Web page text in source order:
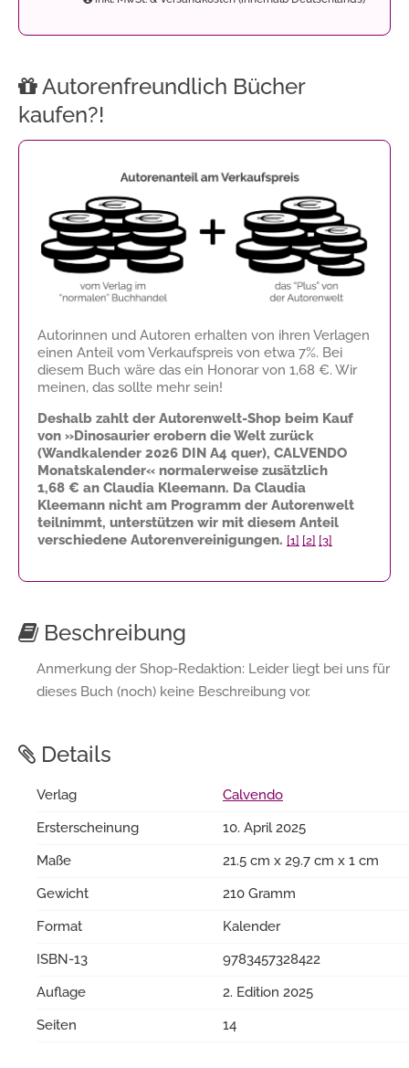
Autorenfreundlich Bücher
kaufen?!
Autorinnen und Autoren erhalten von ihren Verlagen
einen Anteil vom Verkaufspreis von etwa 7%. Bei
diesem Buch wäre das ein Honorar von 1,68 €. Wir
meinen, das sollte mehr sein!
Deshalb zahlt der Autorenwelt-Shop beim Kauf
von »Dinosaurier erobern die Welt zurück
(Wandkalender 2026 DIN A4 quer), CALVENDO
Monatskalender« normalerweise zusätzlich
1,68 € an Claudia Kleemann. Da Claudia
Kleemann nicht am Programm der Autorenwelt
teilnimmt, unterstützen wir mit diesem Anteil
verschiedene Autorenvereinigungen. [1] [2] [3]
Beschreibung
Anmerkung der Shop-Redaktion: Leider liegt bei uns für
dieses Buch (noch) keine Beschreibung vor.
Details
Verlag
Calvendo
Ersterscheinung
10. April 2025
Maße
21.5 cm x 29.7 cm x 1 cm
Gewicht
210 Gramm
Format
Kalender
ISBN-13
9783457328422
Auflage
2. Edition 2025
Seiten
14